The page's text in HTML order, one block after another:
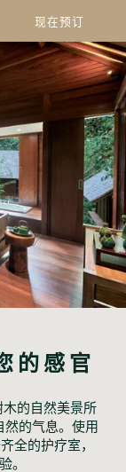
现在预订
的感官
木的自然美景所
的气息。使用
全的护疗室，
。